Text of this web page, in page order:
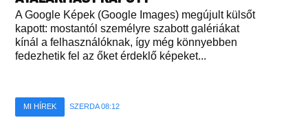
A Google Képek (Google Images) megújult külsőt
kapott: mostantól személyre szabott galériákat
kínál a felhasználóknak, így még könnyebben
fedezhetik fel az őket érdeklő képeket...
MI HÍREK SZERDA 08:12